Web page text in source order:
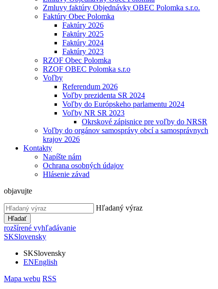
Zmluvy faktúry Objednávky OBEC Polomka s.r.o.
Faktúry Obec Polomka
Faktúry 2026
Faktúry 2025
Faktúry 2024
Faktúry 2023
RZOF Obec Polomka
RZOF OBEC Polomka s.r.o
Voľby
Referendum 2026
Voľby prezidenta SR 2024
Voľby do Európskeho parlamentu 2024
Voľby NR SR 2023
Okrskové zápisnice pre voľby do NRSR
Voľby do orgánov samosprávy obcí a samosprávnych
krajov 2026
Kontakty
Napíšte nám
Ochrana osobných údajov
Hlásenie závad
objavujte
Hľadaný výraz
Hľadať
rozšírené vyhľadávanie
SKSlovensky
SKSlovensky
ENEnglish
Mapa webu RSS